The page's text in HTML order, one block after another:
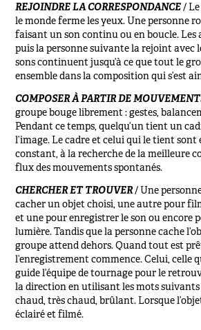
REJOINDRE LA CORRESPONDANCE/
le monde ferme les yeux. Une personne
faisant un son continu ou en boucle. Les
puis la personne suivante la rejoint avec
sons continuent jusqu’à ce que tout le
ensemble dans la composition qui s’est
COMPOSER À PARTIR DE
groupe bouge librement : gestes,
Pendant ce temps, quelqu’un tient un
l’image. Le cadre et celui qui le tient
constant, à la recherche de la meilleure
flux des mouvements spontanés.
CHERCHER ET TROUVER/Une
cacher un objet choisi, une autre pour
et une pour enregistrer le son ou encore
lumière. Tandis que la personne cache
groupe attend dehors. Quand tout est
l’enregistrement commence. Celui, celle
guide l’équipe de tournage pour le
la direction en utilisant les mots suivants
chaud, très chaud, brûlant. Lorsque
éclairé et filmé.